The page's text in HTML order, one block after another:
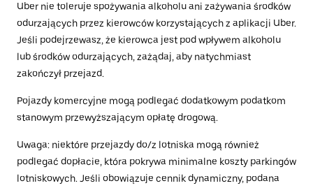
Uber nie toleruje spożywania alkoholu ani zażywania środków
odurzających przez kierowców korzystających z aplikacji Uber.
Jeśli podejrzewasz, że kierowca jest pod wpływem alkoholu
lub środków odurzających, zażądaj, aby natychmiast
zakończył przejazd.
Pojazdy komercyjne mogą podlegać dodatkowym podatkom
stanowym przewyższającym opłatę drogową.
Uwaga: niektóre przejazdy do/z lotniska mogą również
podlegać dopłacie, która pokrywa minimalne koszty parkingów
lotniskowych. Jeśli obowiązuje cennik dynamiczny, podana